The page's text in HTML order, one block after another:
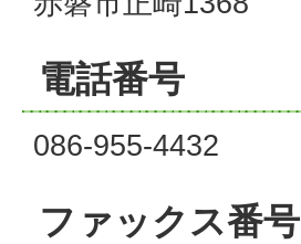
電話番号
086-955-4432
ファックス番号